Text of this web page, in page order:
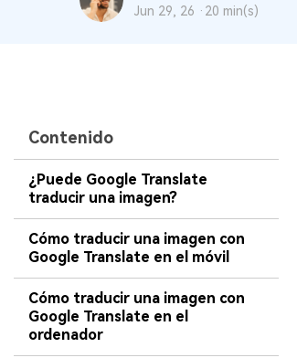
Jun 29, 26 · 20 min(s)
Contenido
¿Puede Google Translate
traducir una imagen?
Cómo traducir una imagen con
Google Translate en el móvil
Cómo traducir una imagen con
Google Translate en el
ordenador